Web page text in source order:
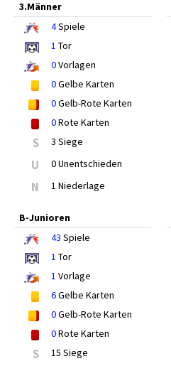
3.Männer
4Spiele
1 Tor
0Vorlagen
0Gelbe Karten
0Gelb-Rote Karten
0Rote Karten
S 3 Siege
U 0 Unentschieden
N 1 Niederlage
B-Junioren
43 Spiele
1 Tor
1 Vorlage
6Gelbe Karten
0Gelb-Rote Karten
0Rote Karten
S 15 Siege